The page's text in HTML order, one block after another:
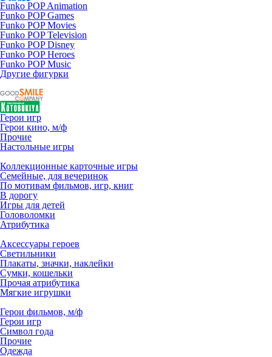
Funko POP Animation
Funko POP Games
Funko POP Movies
Funko POP Television
Funko POP Disney
Funko POP Heroes
Funko POP Music
Другие фигурки
Герои игр
Герои кино, м/ф
Прочие
Настольные игры
Коллекционные карточные игры
Семейные, для вечеринок
По мотивам фильмов, игр, книг
В дорогу
Игры для детей
Головоломки
Атрибутика
Аксессуары героев
Светильники
Плакаты, значки, наклейки
Сумки, кошельки
Прочая атрибутика
Мягкие игрушки
Герои фильмов, м/ф
Герои игр
Символ года
Прочие
Одежда